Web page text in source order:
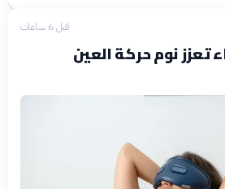
قبل 6 ساعات
تعزز نوم حركة العين